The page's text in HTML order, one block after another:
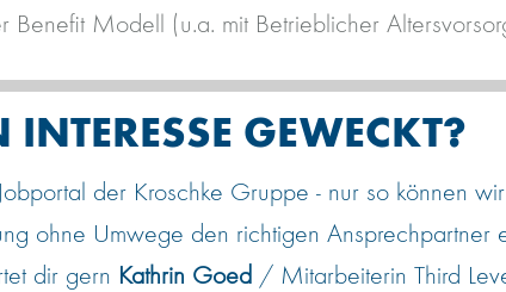
Benefit Modell (u.a. mit Betrieblicher
GEWECKT?
der Kroschke Gruppe - nur so können wir
ohne Umwege den richtigen Ansprechpartner
dir gern Kathrin Goed / Mitarbeiterin Third